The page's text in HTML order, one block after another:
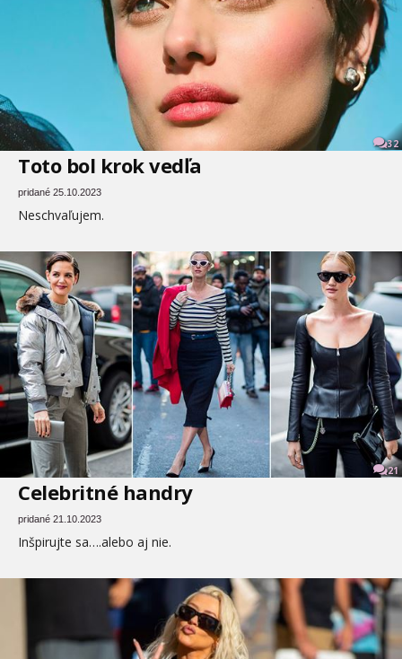
32
Toto bol krok vedľa
pridané 25.10.2023
Neschvaľujem.
21
Celebritné handry
pridané 21.10.2023
Inšpirujte sa….alebo aj nie.